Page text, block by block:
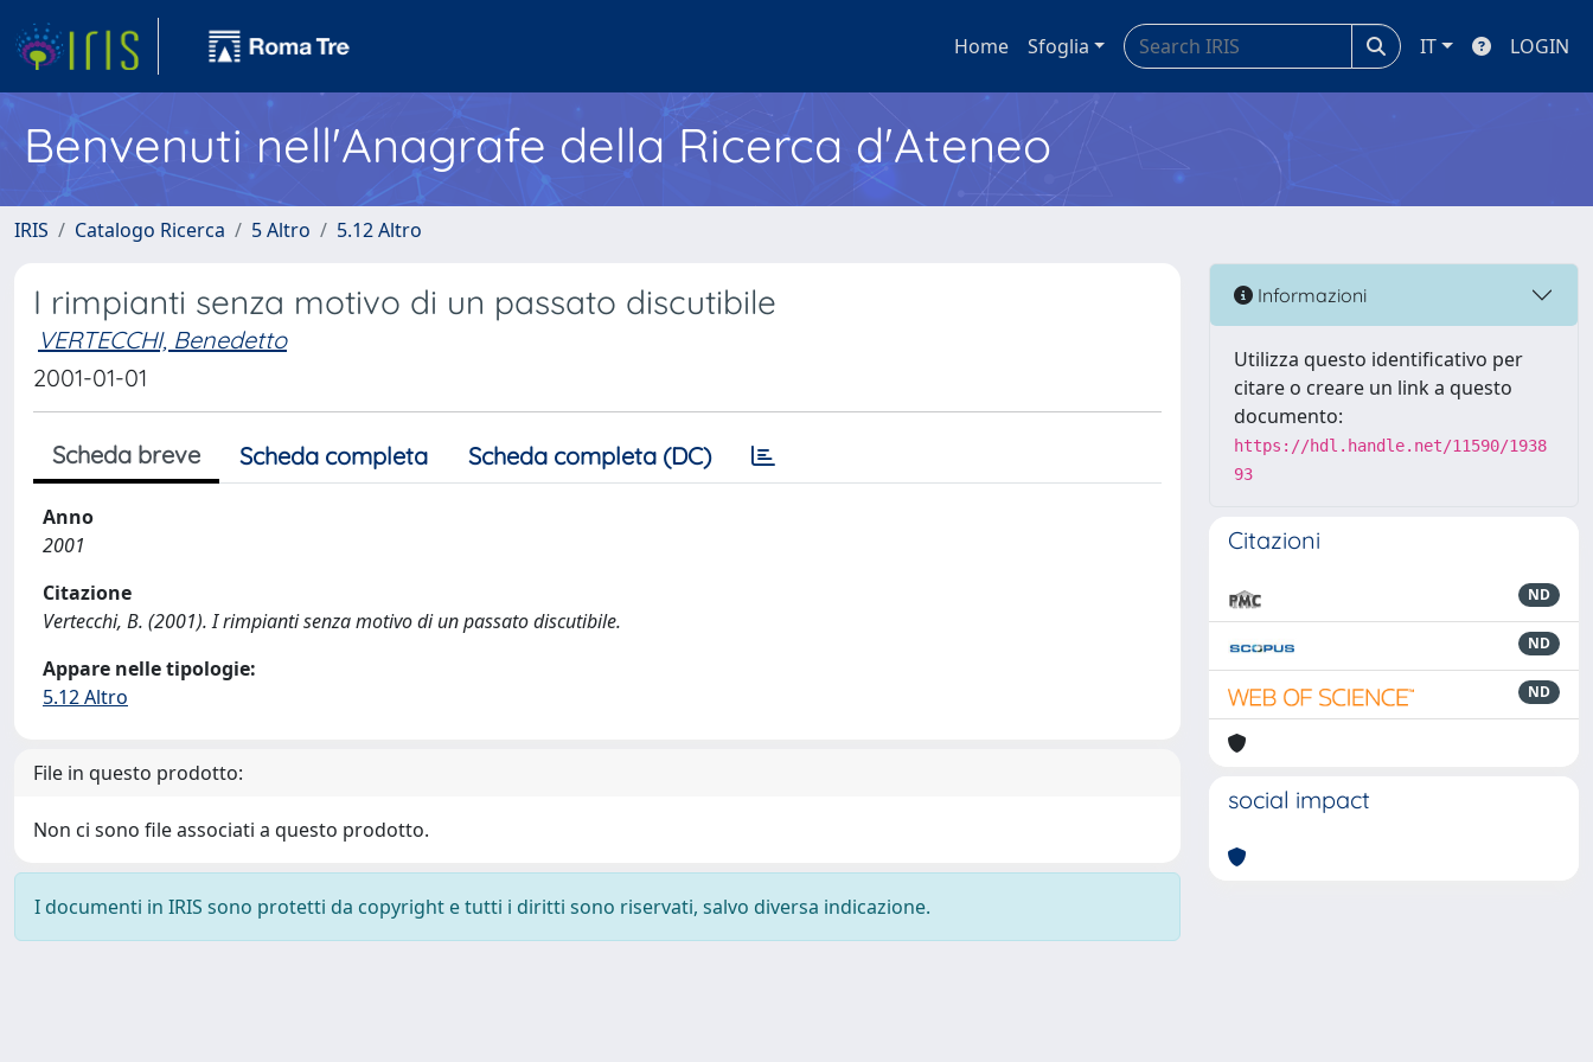
Home Sfoglia IT LOGIN
Benvenuti nell'Anagrafe della Ricerca d'Ateneo
IRIS Catalogo Ricerca 5 Altro 5.12 Altro
I rimpianti senza motivo di un passato discutibile
VERTECCHI, Benedetto
2001-01-01
Scheda breve Scheda completa Scheda completa (DC)
Anno
2001
Citazione
Vertecchi, B. (2001). I rimpianti senza motivo di un passato discutibile.
Appare nelle tipologie:
5.12 Altro
File in questo prodotto:
Non ci sono file associati a questo prodotto.
I documenti in IRIS sono protetti da copyright e tutti i diritti sono riservati, salvo diversa indicazione.
Informazioni
Utilizza questo identificativo per
citare o creare un link a questo
documento:
https://hdl.handle.net/11590/1938
93
Citazioni
ND
ND
ND
social impact